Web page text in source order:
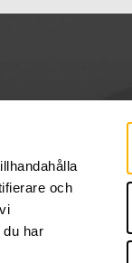
och
har